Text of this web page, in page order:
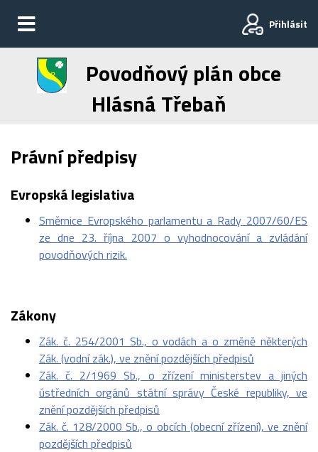
Přihlásit
Povodňový plán obce
Hlásná Třebaň
Právní předpisy
Evropská legislativa
Směrnice Evropského parlamentu a Rady 2007/60/ES
ze dne 23. října 2007 o vyhodnocování a zvládání
povodňových rizik.
Zákony
Zák. č. 254/2001 Sb., o vodách a o změně některých
Zák. (vodní zák.), ve znění pozdějších předpisů
Zák. č. 2/1969 Sb., o zřízení ministerstev a jiných
ústředních orgánů státní správy České republiky, ve
znění pozdějších předpisů
Zák. č. 128/2000 Sb., o obcích (obecní zřízení), ve znění
pozdějších předpisů